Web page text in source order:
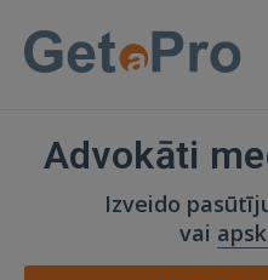
Advokāti
Izveido
vai